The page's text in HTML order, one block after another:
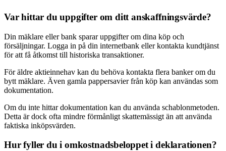
Var hittar du uppgifter om ditt anskaffningsvärde?
Din mäklare eller bank sparar uppgifter om dina köp och
försäljningar. Logga in på din internetbank eller kontakta kundtjänst
för att få åtkomst till historiska transaktioner.
För äldre aktieinnehav kan du behöva kontakta flera banker om du
bytt mäklare. Även gamla pappersavier från köp kan användas som
dokumentation.
Om du inte hittar dokumentation kan du använda schablonmetoden.
Detta är dock ofta mindre förmånligt skattemässigt än att använda
faktiska inköpsvärden.
Hur fyller du i omkostnadsbeloppet i deklarationen?